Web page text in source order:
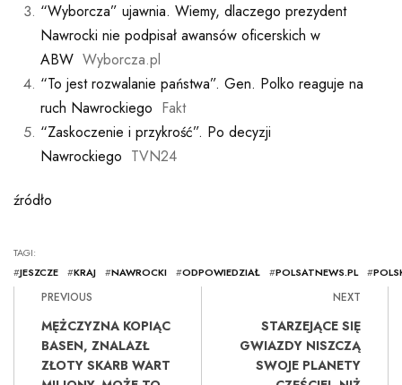
“Wyborcza” ujawnia. Wiemy, dlaczego prezydent
Nawrocki nie podpisał awansów oficerskich w
ABW Wyborcza.pl
“To jest rozwalanie państwa”. Gen. Polko reaguje na
ruch Nawrockiego Fakt
“Zaskoczenie i przykrość”. Po decyzji
Nawrockiego TVN24
źródło
TAGI:
#JESZCZE #KRAJ #NAWROCKI #ODPOWIEDZIAŁ #POLSATNEWS.PL #
PREVIOUS
MĘŻCZYZNA KOPIĄC
BASEN, ZNALAZŁ
ZŁOTY SKARB WART
NEXT
STARZEJĄCE SIĘ
GWIAZDY NISZCZĄ
SWOJE PLANETY